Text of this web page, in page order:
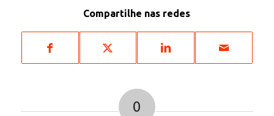
Compartilhe nas redes
0